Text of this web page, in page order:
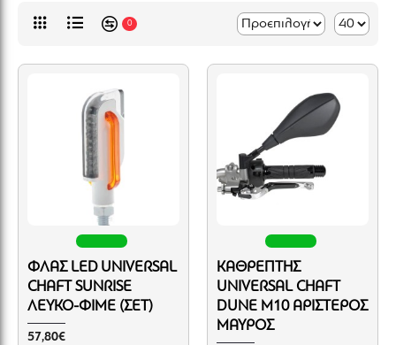
0
ΦΛΑΣ LED UNIVERSAL
CHAFT SUNRISE
ΛΕΥΚΌ-ΦΙΜΕ (ΣΕΤ)
57,80€
ΚΑΘΡΈΠΤΗΣ
UNIVERSAL CHAFT
DUNE M10 ΑΡΙΣΤΕΡΌΣ
ΜΑΎΡΟΣ